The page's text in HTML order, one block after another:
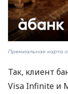
Премиальная карта
Так, клиент
Visa Infinite и